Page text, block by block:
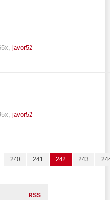
javor52
javor52
... 240 241 242 243
RSS